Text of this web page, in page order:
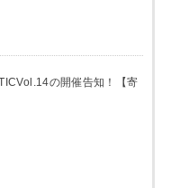
の開催告知！【寄